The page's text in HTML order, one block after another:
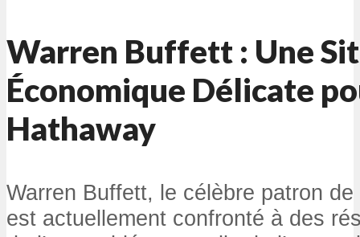
Warren Buffett : Une
Économique Délicate
Hathaway
Warren Buffett, le célèbre patron
est actuellement confronté à des